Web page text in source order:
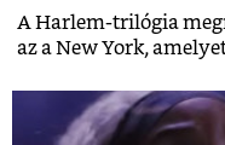
A Harlem-trilógia
az a New York,